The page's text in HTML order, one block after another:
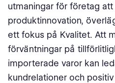
utmaningar för företag
produktinnovation,
ett fokus på Kvalitet. Att
förväntningar på
importerade varor kan
kundrelationer och